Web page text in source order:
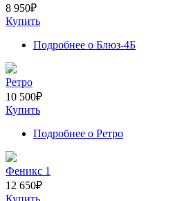
8 950₽
Купить
Подробнее о Блюз-4Б
Ретро
10 500₽
Купить
Подробнее о Ретро
Феникс 1
12 650₽
Купить